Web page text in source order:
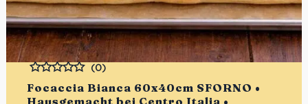
Focaccia Bianca 60x40cm SFORNO •
Hausgemacht bei Centro Italia •
Bewertet
(0)